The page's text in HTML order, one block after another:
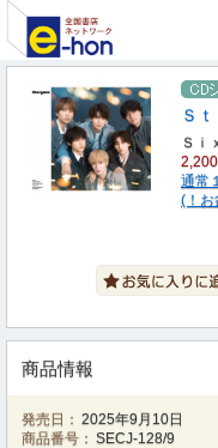
Ｓ
Ｓｉ
通常
(！お
商品情報
発売日： 2025年9月10日
商品番号： SECJ-128/9